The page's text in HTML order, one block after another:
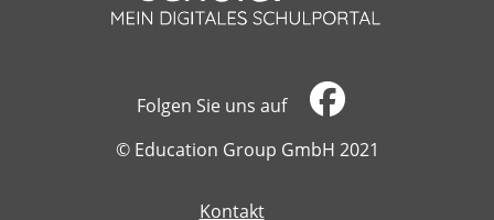
Folgen Sie uns auf
​​​​​​​© Education Group GmbH 2021
Kontakt